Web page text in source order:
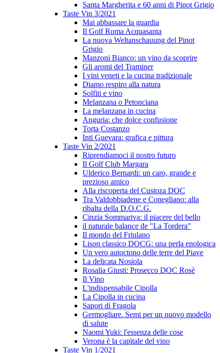
Santa Margherita e 60 anni di Pinot Grigio
Taste Vin 3/2021
Mai abbassare la guardia
Il Golf Roma Acquasanta
La nuova Weltanschauung del Pinot
Grigio
Manzoni Bianco: un vino da scoprire
Gli aromi del Traminer
I vini veneti e la cucina tradizionale
Diamo respiro alla natura
Solfiti e vino
Melanzana o Petonciana
La melanzana in cucina
Anguria: che dolce confusione
Torta Costanzo
Inti Guevara: grafica e pittura
Taste Vin 2/2021
Riprendiamoci il nostro futuro
Il Golf Club Margara
Ulderico Bernardi: un caro, grande e
prezioso amico
Alla riscoperta del Custoza DOC
Tra Valdobbiadene e Conegliano: alla
ribalta della D.O.C.G.
Cinzia Sommariva: il piacere del bello
il naturale balance de "La Tordera"
Il mondo del Friulano
Lison classico DOCG: una perla enologica
Un vero autoctono delle terre del Piave
La delicata Nosiola
Rosalia Giusti: Prosecco DOC Rosè
Il Vino
L'indispensabile Cipolla
La Cipolla in cucina
Sapori di Fragola
Germogliare. Semi per un nuovo modello
di salute
Naomi Yuki: l'essenza delle cose
Verona è la capitale del vino
Taste Vin 1/2021